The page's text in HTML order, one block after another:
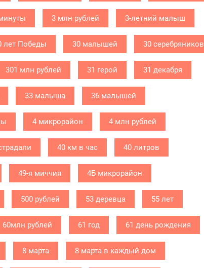
3 млн рублей 3-летний малыш
лет Победы 30 малышей 30 серебряников
301 млн рублей 31 герой 31 декабря
33 малыша 36 малышей
4 микрорайон 4 млн рублей
40 км в час 40 литров
49-я миччия 4Б микрорайон
500 рублей 53 деревца 55 лет
60млн рублей 61 год 61 день рождения
8 марта 8 марта в каждый дом